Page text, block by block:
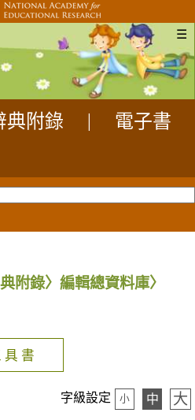
☰
典附錄
電子書
附錄〉編輯總資料庫〉
具 書
字級設定 小 中 大